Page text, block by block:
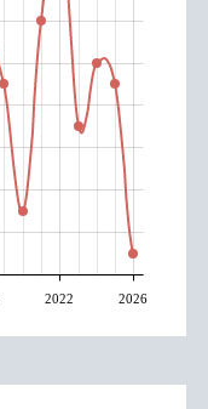
2022 2026